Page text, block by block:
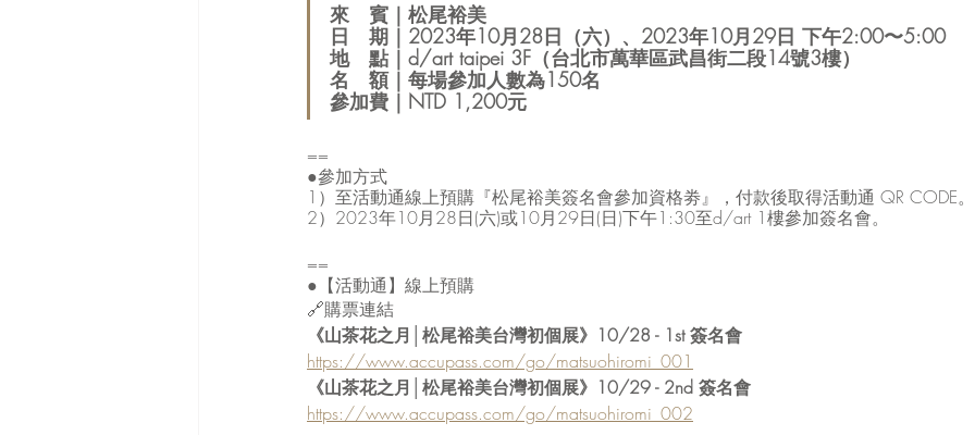
來　賓｜松尾裕美
日　期｜2023年10月28日（六）、2023年10月29日 下午2:00〜5:00
地　點｜d/art taipei 3F（台北市萬華區武昌街二段14號3樓）
名　額｜每場參加人數為150名
參加費｜NTD 1,200元
==
●參加方式
1）至活動通線上預購『松尾裕美簽名會參加資格劵』，付款後取得活動通 QR CODE。
2）2023年10月28日(六)或10月29日(日)下午1:30至d/art 1樓參加簽名會。
==
●【活動通】線上預購
🔗購票連結
《山茶花之月│松尾裕美台灣初個展》10/28 - 1st 簽名會
https://www.accupass.com/go/matsuohiromi_001
《山茶花之月│松尾裕美台灣初個展》10/29 - 2nd 簽名會
https://www.accupass.com/go/matsuohiromi_002